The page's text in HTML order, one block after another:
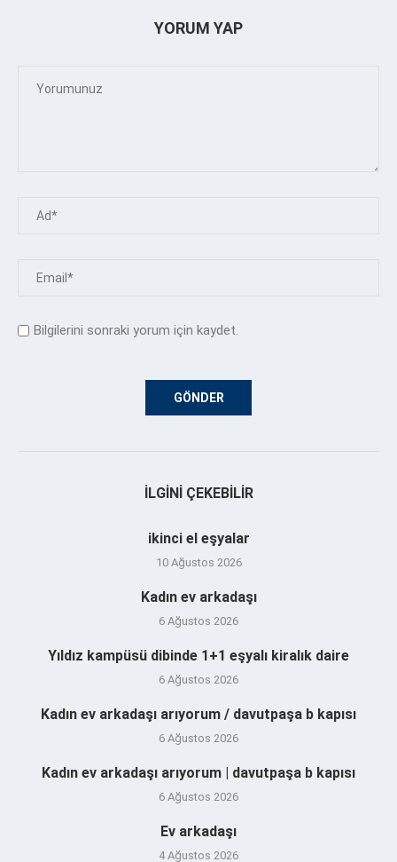
YORUM YAP
Bilgilerini sonraki yorum için kaydet.
İLGINI ÇEKEBILIR
ikinci el eşyalar
10 Ağustos 2026
Kadın ev arkadaşı
6 Ağustos 2026
Yıldız kampüsü dibinde 1+1 eşyalı kiralık daire
6 Ağustos 2026
Kadın ev arkadaşı arıyorum / davutpaşa b kapısı
6 Ağustos 2026
Kadın ev arkadaşı arıyorum | davutpaşa b kapısı
6 Ağustos 2026
Ev arkadaşı
4 Ağustos 2026